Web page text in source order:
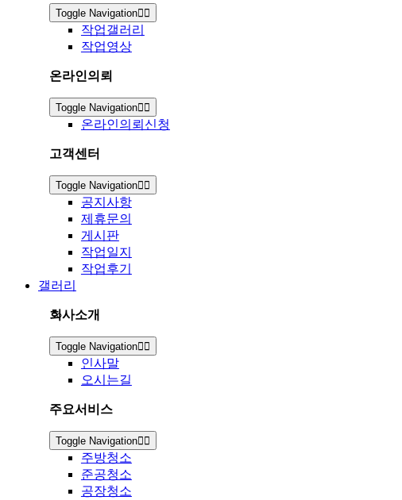
Toggle Navigation
작업갤러리
작업영상
온라인의뢰
Toggle Navigation
온라인의뢰신청
고객센터
Toggle Navigation
공지사항
제휴문의
게시판
작업일지
작업후기
갤러리
회사소개
Toggle Navigation
인사말
오시는길
주요서비스
Toggle Navigation
주방청소
준공청소
공장청소